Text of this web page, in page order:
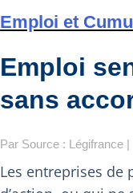
Emploi et
Emploi
sans
Par Source : Légifrance
Les entreprises de